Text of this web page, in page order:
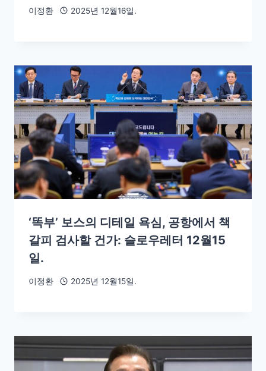
이정환 2025년 12월16일.
‘똑부’ 보스의 디테일 욕심, 공항에서 책
갈피 검사할 건가: 슬로우레터 12월15
일.
이정환 2025년 12월15일.